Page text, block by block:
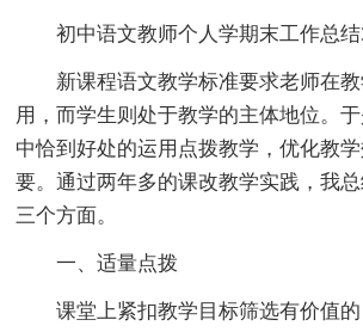
初中语文教师个人学期末工作总结
新课程语文教学标准要求老师在
用，而学生则处于教学的主体地位。
中恰到好处的运用点拨教学，优化教
要。通过两年多的课改教学实践，我
三个方面。
一、适量点拨
课堂上紧扣教学目标筛选有价值